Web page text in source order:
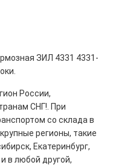
ЗИЛ 4331 4331-
России,
СНГ!. При
со склада в
регионы, такие
Екатеринбург,
в любой другой,